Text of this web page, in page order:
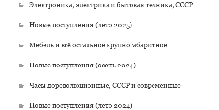
Электроника, электрика и бытовая техника, СССР
Новые поступления (лето 2025)
Мебель и всё остальное крупногабаритное
Новые поступления (осень 2024)
Часы дореволюционные, СССР и современные
Новые поступления (лето 2024)